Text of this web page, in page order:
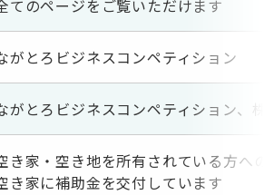
てのページをご覧いただけます
がとろビジネスコンペティション
がとろビジネスコンペティション、
き家・空き地を所有されている方へ
き家に補助金を交付しています